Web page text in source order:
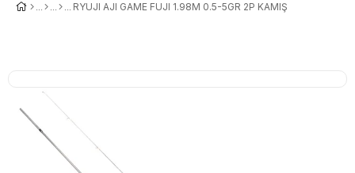
RYUJI AJI GAME FUJI 1.98M 0.5-5GR 2P KAMIŞ